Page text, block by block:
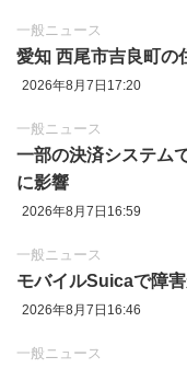
一般ニュース
愛知 西尾市吉良町の
2026年8月7日17:20
一般ニュース
一部の決済システム
に影響
2026年8月7日16:59
一般ニュース
モバイルSuicaで障
2026年8月7日16:46
一般ニュース